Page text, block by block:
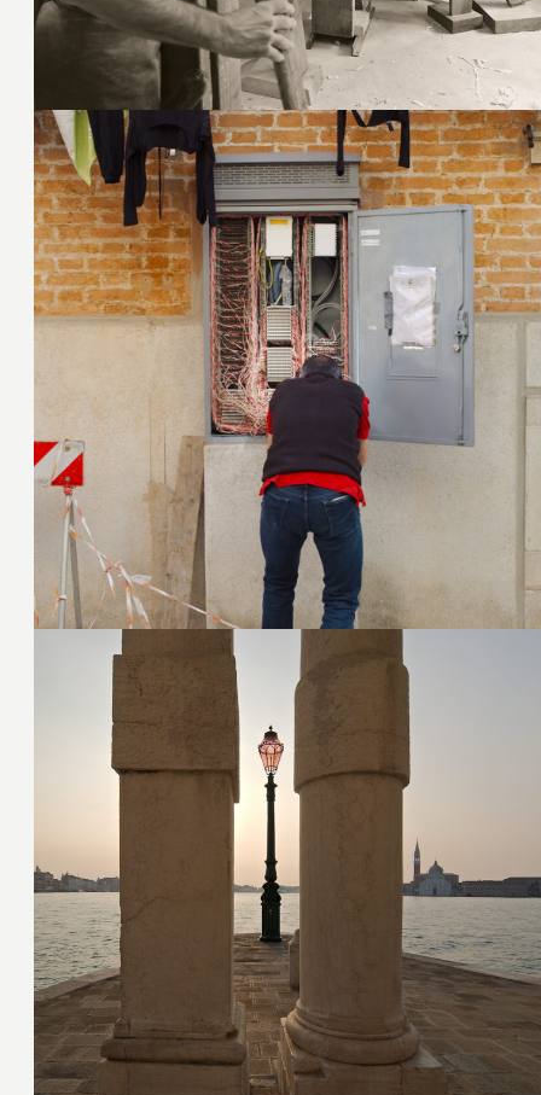
29. Juli 2016
27. Juli 2016